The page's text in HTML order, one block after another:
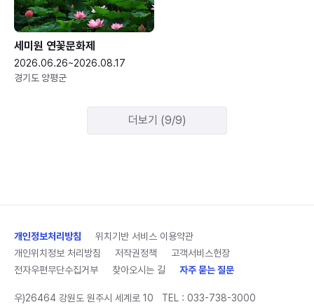
세미원 연꽃문화제
2026.06.26~2026.08.17
경기도 양평군
더보기 (9/9)
개인정보처리방침
위치기반 서비스 이용약관
개인위치정보 처리방침
저작권정책
고객서비스헌장
전자우편무단수집거부
찾아오시는 길 자주 묻는 질문
우)26464 강원도 원주시 세계로 10 TEL : 033-738-3000